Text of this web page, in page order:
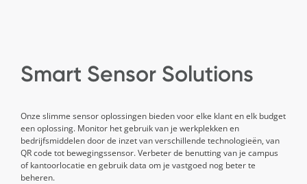
Smart Sensor Solutions
Onze slimme sensor oplossingen bieden voor elke klant en elk budget
een oplossing. Monitor het gebruik van je werkplekken en
bedrijfsmiddelen door de inzet van verschillende technologieën, van
QR code tot bewegingssensor. Verbeter de benutting van je campus
of kantoorlocatie en gebruik data om je vastgoed nog beter te
beheren.